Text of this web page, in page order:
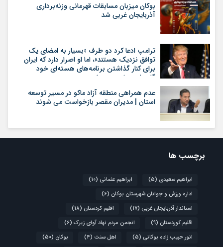
بوکان میزبان مسابقات قهرمانی وزنه‌برداری
آذربایجان غربی شد
ترامپ ادعا کرد دو طرف «بسیار به امضای یک
توافق نزدیک هستند»، اما او اصرار دارد که ایران
برای کنار گذاشتن برنامه‌های هسته‌ای خود
گام‌های بیشتری بردارد
عدم همراهی منطقه آزاد ماکو در مسیر توسعه
استان | مدیران مقصر بازخواست می شوند
برچسب ها
ابراهیم سعیدی (5) ابراهیم عثمانی (10)
اداره ورزش و جوانان شهرستان بوکان (6)
استاندار آذربایجان غربی (17) اقلیم کردستان (18)
اقلیم کوردستان (9) انجمن مردم نهاد آوای زیرک (6)
انور حبیب زاده بوکانی (5) اهل سنت (4) بوکان (50)